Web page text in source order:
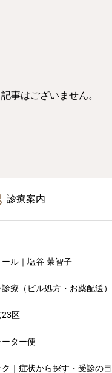
事はございません。
診療案内
ル｜塩谷 茉智子
療（ピル処方・お薬配送）
23区
ター便
｜症状から探す・受診の目